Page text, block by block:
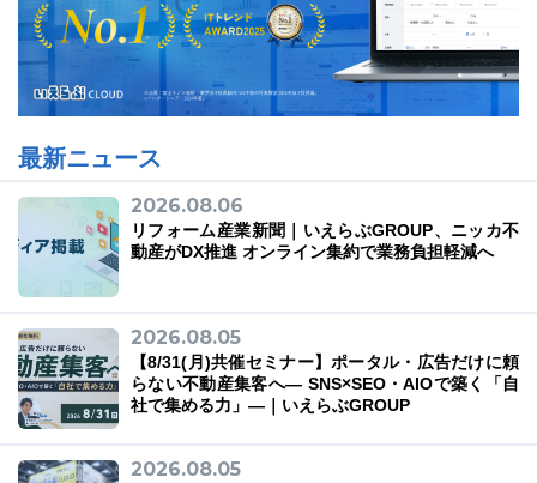
最新ニュース
2026.08.06
リフォーム産業新聞｜いえらぶGROUP、ニッカ不
動産がDX推進 オンライン集約で業務負担軽減へ
2026.08.05
【8/31(月)共催セミナー】ポータル・広告だけに頼
らない不動産集客へ― SNS×SEO・AIOで築く「自
社で集める力」―｜いえらぶGROUP
2026.08.05